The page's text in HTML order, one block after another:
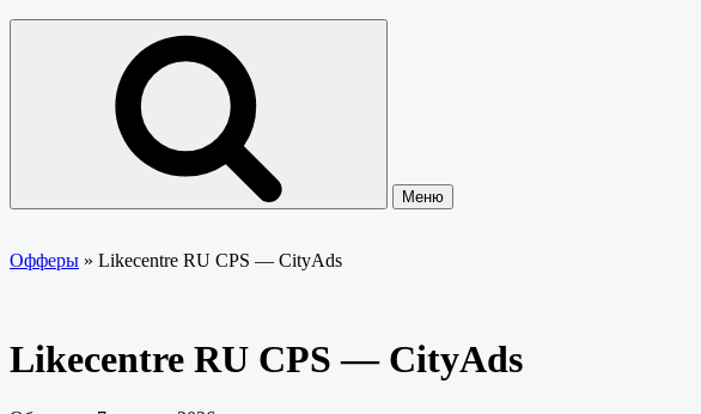
Меню
Офферы » Likecentre RU CPS — CityAds
Likecentre RU CPS — CityAds